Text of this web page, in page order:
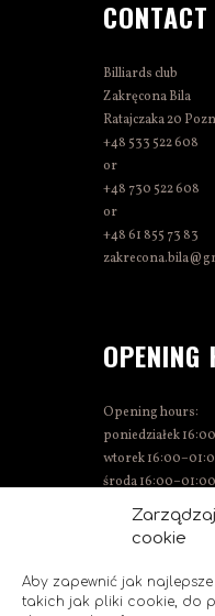
cookie
Aby zapewnić jak
takich jak pliki cookie, do
Billiards club
Zakręcona Bila
Ratajczaka 20
+48 533 522 608
or
+48 730 522 608
or
+48 61 855 73 83
OPENING
Opening hours:
poniedziałek
wtorek
środa 16:00–01:00
Thursday
Friday 15:00–02:00
Sunday